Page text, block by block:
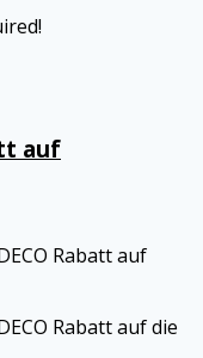
auf
Rabatt auf
Rabatt auf die